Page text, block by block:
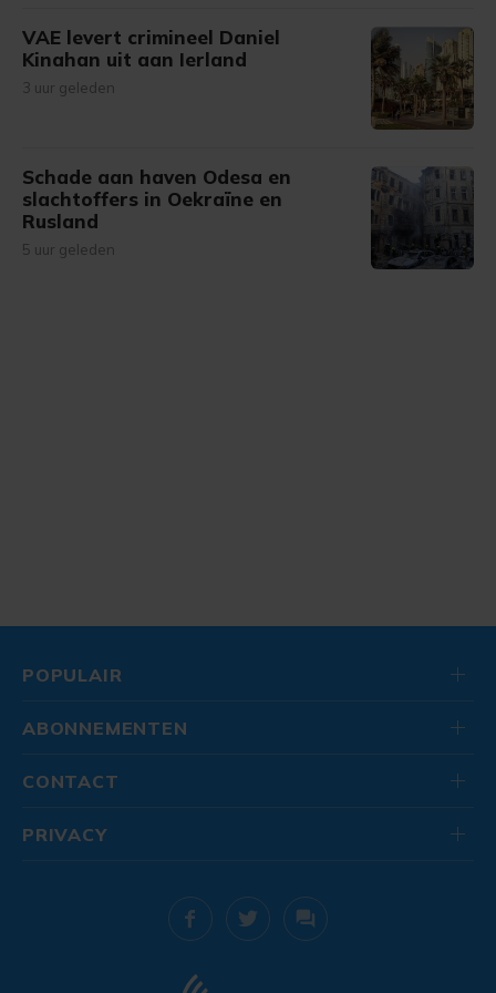
VAE levert crimineel Daniel
Kinahan uit aan Ierland
3 uur geleden
Schade aan haven Odesa en
slachtoffers in Oekraïne en
Rusland
5 uur geleden
POPULAIR
ABONNEMENTEN
CONTACT
PRIVACY